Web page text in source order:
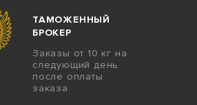
ТАМОЖЕННЫЙ
БРОКЕР
Заказы от 10 кг на
следующий день
после оплаты
заказа.